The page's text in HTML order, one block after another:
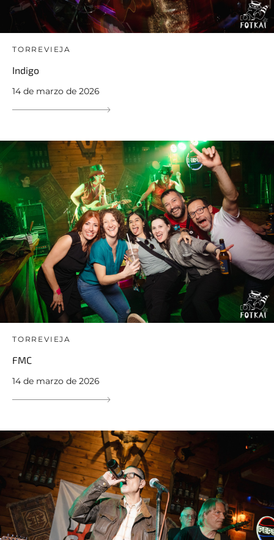
TORREVIEJA
Indigo
14 de marzo de 2026
TORREVIEJA
FMC
14 de marzo de 2026